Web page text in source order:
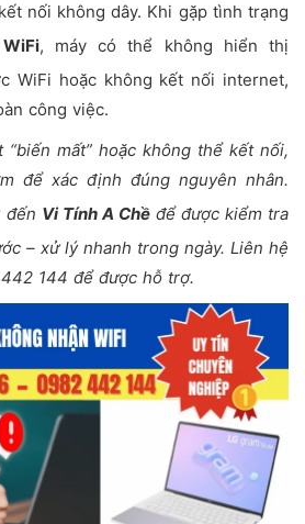
nối không dây. Khi gặp tình trạng
WiFi, máy có thể không hiển thị
WiFi hoặc không kết nối internet,
công việc.
mất” hoặc không thể kết nối,
để xác định đúng nguyên nhân.
đến Vi Tính A Chềđể được kiểm tra
– xử lý nhanh trong ngày. Liên hệ
144 để được hỗ trợ.